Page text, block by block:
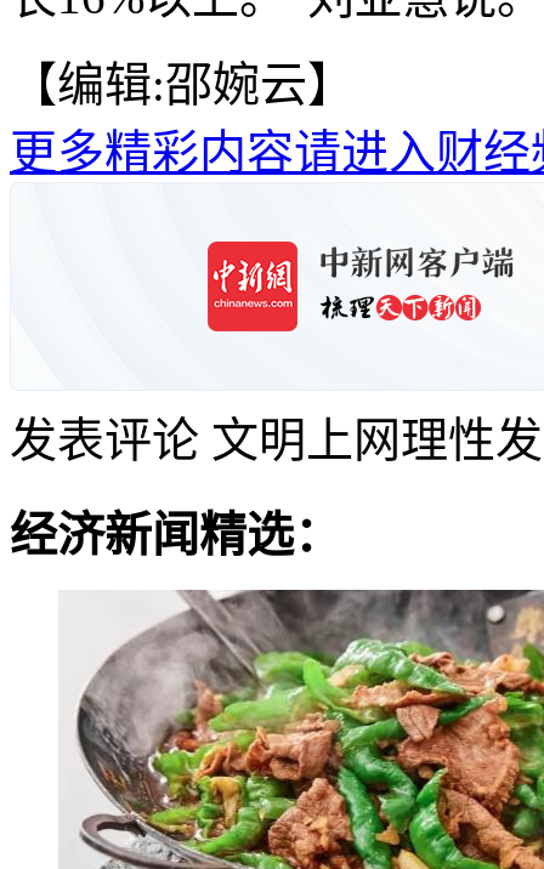
【编辑:邵婉云】
更多精彩内容请进入财经
发表评论 文明上网理性
经济新闻精选：